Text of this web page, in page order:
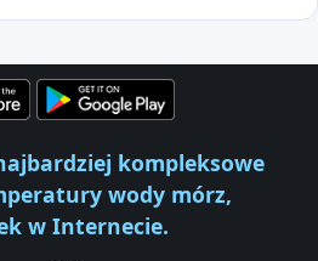
kompleksowe
wody mórz,
w Internecie.